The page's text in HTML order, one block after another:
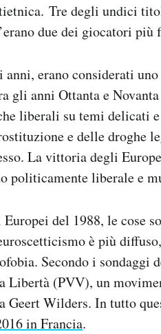
Tre degli undici
due dei giocatori
erano considerati
gli anni Ottanta e
liberali su temi delicati
e delle droghe
La vittoria degli
politicamente liberale e
del 1988, le cose
è più
Secondo i
Libertà (PVV), un
Geert Wilders. In tutto
in Francia.